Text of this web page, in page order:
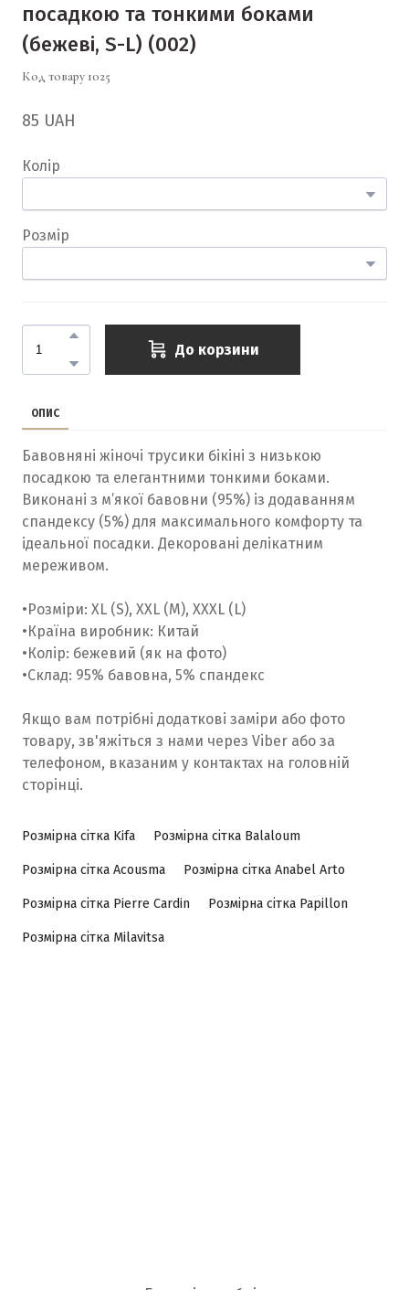
посадкою та тонкими боками
(бежеві, S-L) (002)
Код товару 1025
85 UAH
Колір
Розмір
До корзини
ОПИС
Бавовняні жіночі трусики бікіні з низькою
посадкою та елегантними тонкими боками.
Виконані з м’якої бавовни (95%) із додаванням
спандексу (5%) для максимального комфорту та
ідеальної посадки. Декоровані делікатним
мереживом.
•Розміри: XL (S), XXL (M), XXXL (L)
•Країна виробник: Китай
•Колір: бежевий (як на фото)
•Склад: 95% бавовна, 5% спандекс
Якщо вам потрібні додаткові заміри або фото
товару, зв'яжіться з нами через Viber або за
телефоном, вказаним у контактах на головній
сторінці.
Розмірна сітка Kifa Розмірна сітка Balaloum
Розмірна сітка Acousma Розмірна сітка Anabel Arto
Розмірна сітка Pierre Cardin Розмірна сітка Papillon
Розмірна сітка Milavitsa